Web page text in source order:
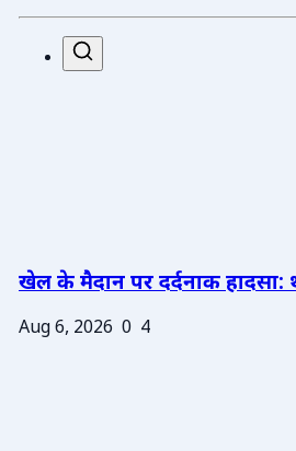
खेल के मैदान पर दर्दनाक हादसा:
Aug 6, 2026 0 4